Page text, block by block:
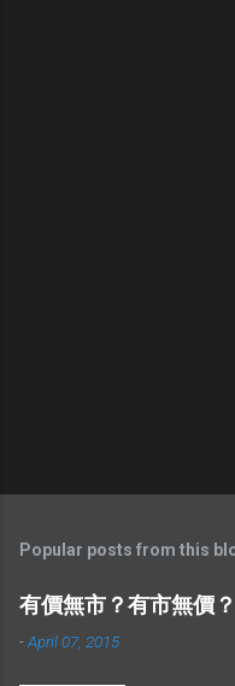
Popular posts from this
有價無市？有市無價？
-April 07, 2015